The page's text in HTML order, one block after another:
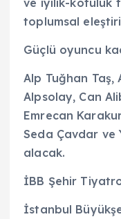
toplumsal
Güçlü oyuncu
Alp Tuğhan Taş,
Alpsolay, Can
Emrecan
Seda Çavdar ve
alacak.
İBB Şehir
İstanbul